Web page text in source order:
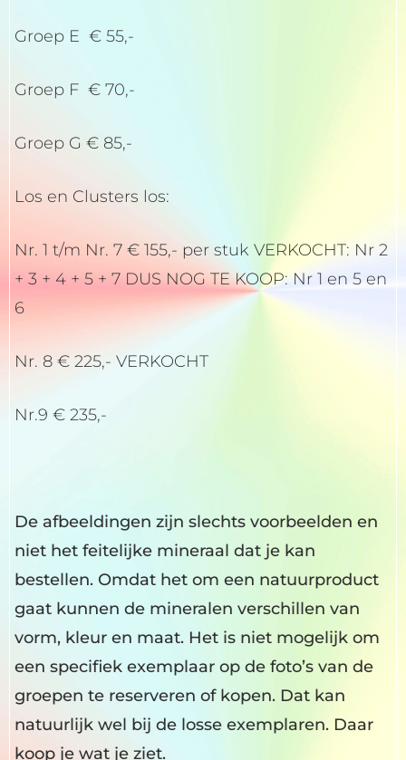
Groep E € 55,-
Groep F € 70,-
Groep G € 85,-
Los en Clusters los:
Nr. 1 t/m Nr. 7 € 155,- per stuk VERKOCHT: Nr 2
+ 3 + 4 + 5 + 7 DUS NOG TE KOOP: Nr 1 en 5 en
6
Nr. 8 € 225,- VERKOCHT
Nr.9 € 235,-
De afbeeldingen zijn slechts voorbeelden en
niet het feitelijke mineraal dat je kan
bestellen. Omdat het om een natuurproduct
gaat kunnen de mineralen verschillen van
vorm, kleur en maat. Het is niet mogelijk om
een specifiek exemplaar op de foto’s van de
groepen te reserveren of kopen. Dat kan
natuurlijk wel bij de losse exemplaren. Daar
koop je wat je ziet.